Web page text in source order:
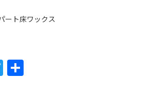
ート床ワックス
T